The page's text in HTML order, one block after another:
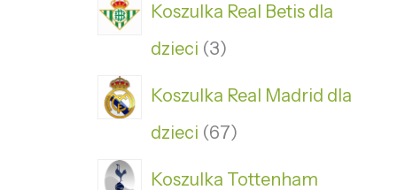
Koszulka Real Betis dla
dzieci 3
Koszulka Real Madrid dla
dzieci 67
Koszulka Tottenham